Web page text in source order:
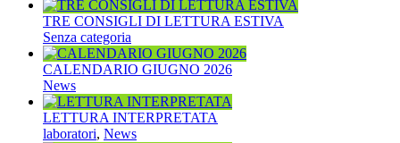
TRE CONSIGLI DI LETTURA ESTIVA
Senza categoria
CALENDARIO GIUGNO 2026
News
LETTURA INTERPRETATA
laboratori, News